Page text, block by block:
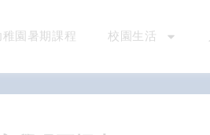
稚園暑期課程 校園生活